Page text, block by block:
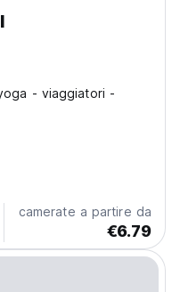
- viaggiatori -
camerate a partire da
€6.79